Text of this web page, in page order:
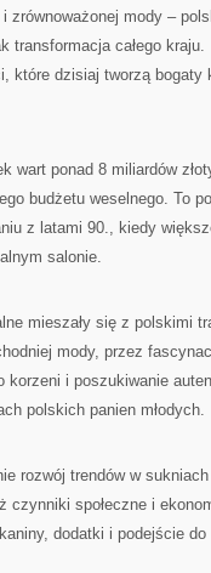
i zrównoważonej mody –
transformacja całego kraju.
które dzisiaj tworzą bogaty
wart ponad 8 miliardów
budżetu weselnego. To
z latami 90., kiedy
salonie.
mieszały się z polskimi
mody, przez
korzeni i poszukiwanie
polskich panien młodych.
rozwój trendów w
społeczne i
dodatki i podejście